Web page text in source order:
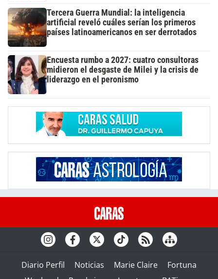
Tercera Guerra Mundial: la inteligencia
artificial reveló cuáles serían los primeros
países latinoamericanos en ser derrotados
Encuesta rumbo a 2027: cuatro consultoras
midieron el desgaste de Milei y la crisis de
liderazgo en el peronismo
Diario Perfil Noticias Marie Claire
Fortuna